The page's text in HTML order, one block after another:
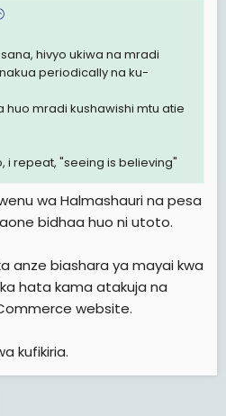
hivyo ukiwa na mradi
periodically na ku-
huo mradi kushawishi mtu atie
i repeat, "seeing is believing"
wa Halmashauri na pesa
bidhaa huo ni utoto.
anze biashara ya mayai kwa
hata kama atakuja na
website.
kufikiria.